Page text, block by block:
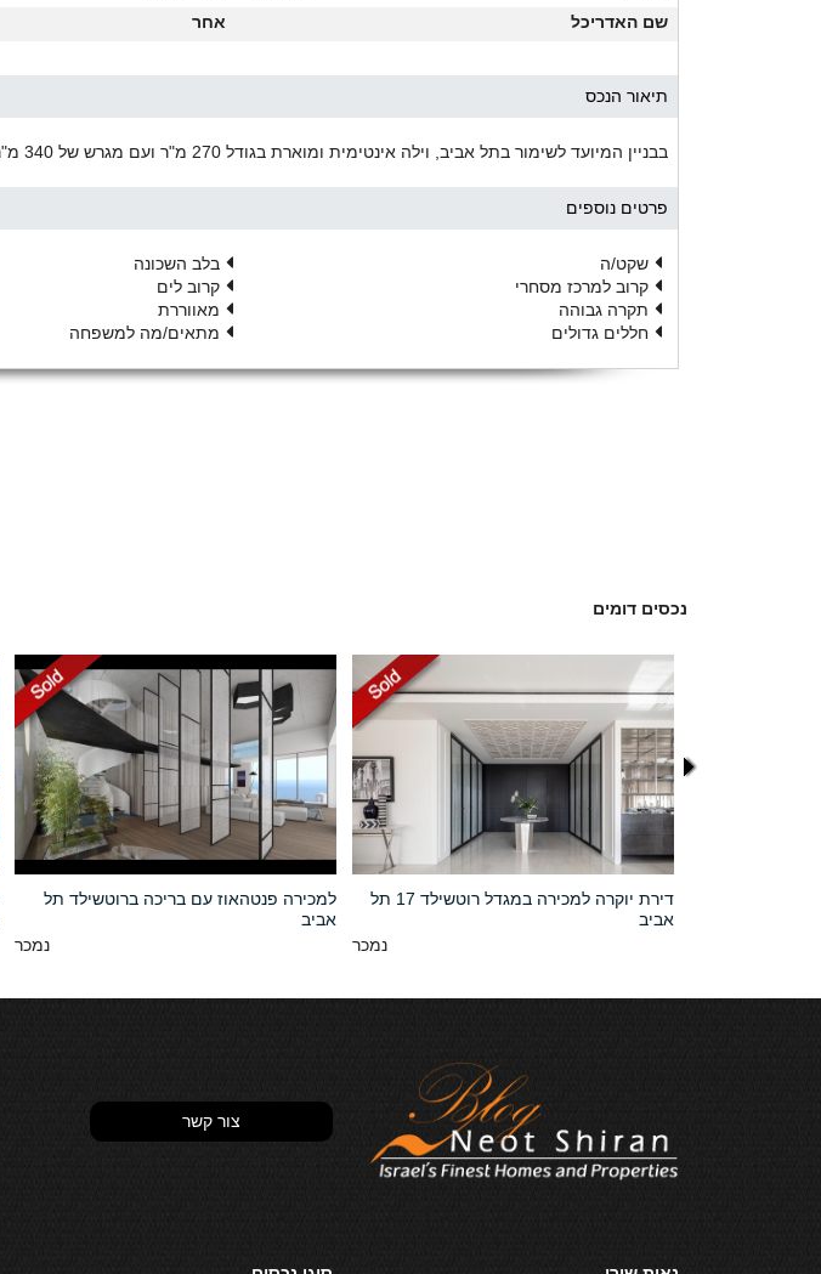
שם האדריכל
אחר
תיאור הנכס
בבניין המיועד לשימור בתל אביב, וילה אינטימית ומוארת בגודל 270 מ"ר ועם מגרש של 340 מ"ר.
פרטים נוספים
שקט/ה
בלב השכונה
קרוב למרכז מסחרי
קרוב לים
תקרה גבוהה
מאווררת
חללים גדולים
מתאים/מה למשפחה
נכסים דומים
למכירה פנטהאוז עם בריכה ברוטשילד תל
אביב
נמכר
דירת יוקרה למכירה במגדל רוטשילד 17 תל
אביב
נמכר
צור קשר